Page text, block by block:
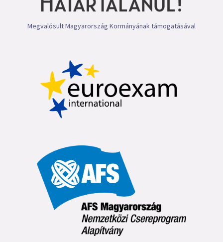
Megvalósult Magyarország Kormányának támogatásával